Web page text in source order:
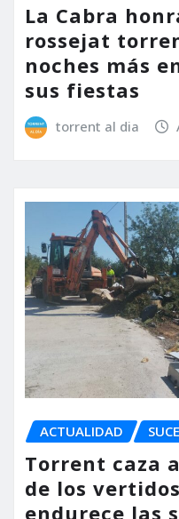
La Cabra
rossejat
noches más
sus fiestas
torrent al dia
ACTUALIDAD
Torrent caza
de los
endurece las